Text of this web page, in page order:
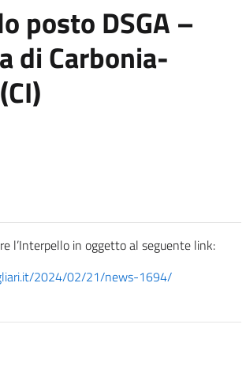
posto DSGA –
di Carbonia-
l’Interpello in oggetto al seguente link:
2024/02/21/news-1694/